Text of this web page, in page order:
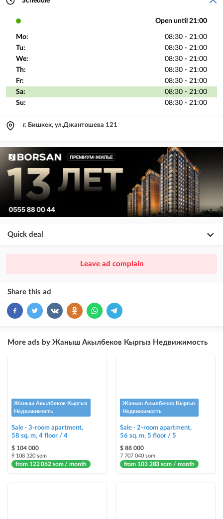
Open until 21:00
Mo:
08:30 - 21:00
Tu:
08:30 - 21:00
We:
08:30 - 21:00
Th:
08:30 - 21:00
Fr:
08:30 - 21:00
Sa:
08:30 - 21:00
Su:
08:30 - 21:00
г. Бишкек, ул.Джантошева 121
Quick deal
ad placement above VIP + paid promotion on Instagram
VIP
ad placement above free ads
ad placement on @house_kg Instagram account and on Telegram channel
+ paid promotion on Instagram
Highlight with color
Auto UP
Leave ad complain
Share this ad
More ads by Жаныш Акылбеков Кыргыз Недвижимость
Жаныш Акылбеков Кыргыз
Недвижимость
Sale · 3-room apartment,
58 sq. m, 4 floor / 4
$ 104 000
9 108 320 som
from 122 062 som / month
Жаныш Акылбеков Кыргыз
Недвижимость
Sale · 2-room apartment,
56 sq. m, 5 floor / 5
$ 88 000
7 707 040 som
from 103 283 som / month